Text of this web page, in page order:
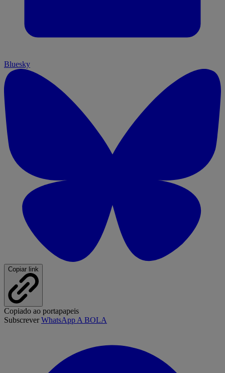
Bluesky
Copiar link
Copiado ao portapapeis
SubscreverWhatsApp A BOLA